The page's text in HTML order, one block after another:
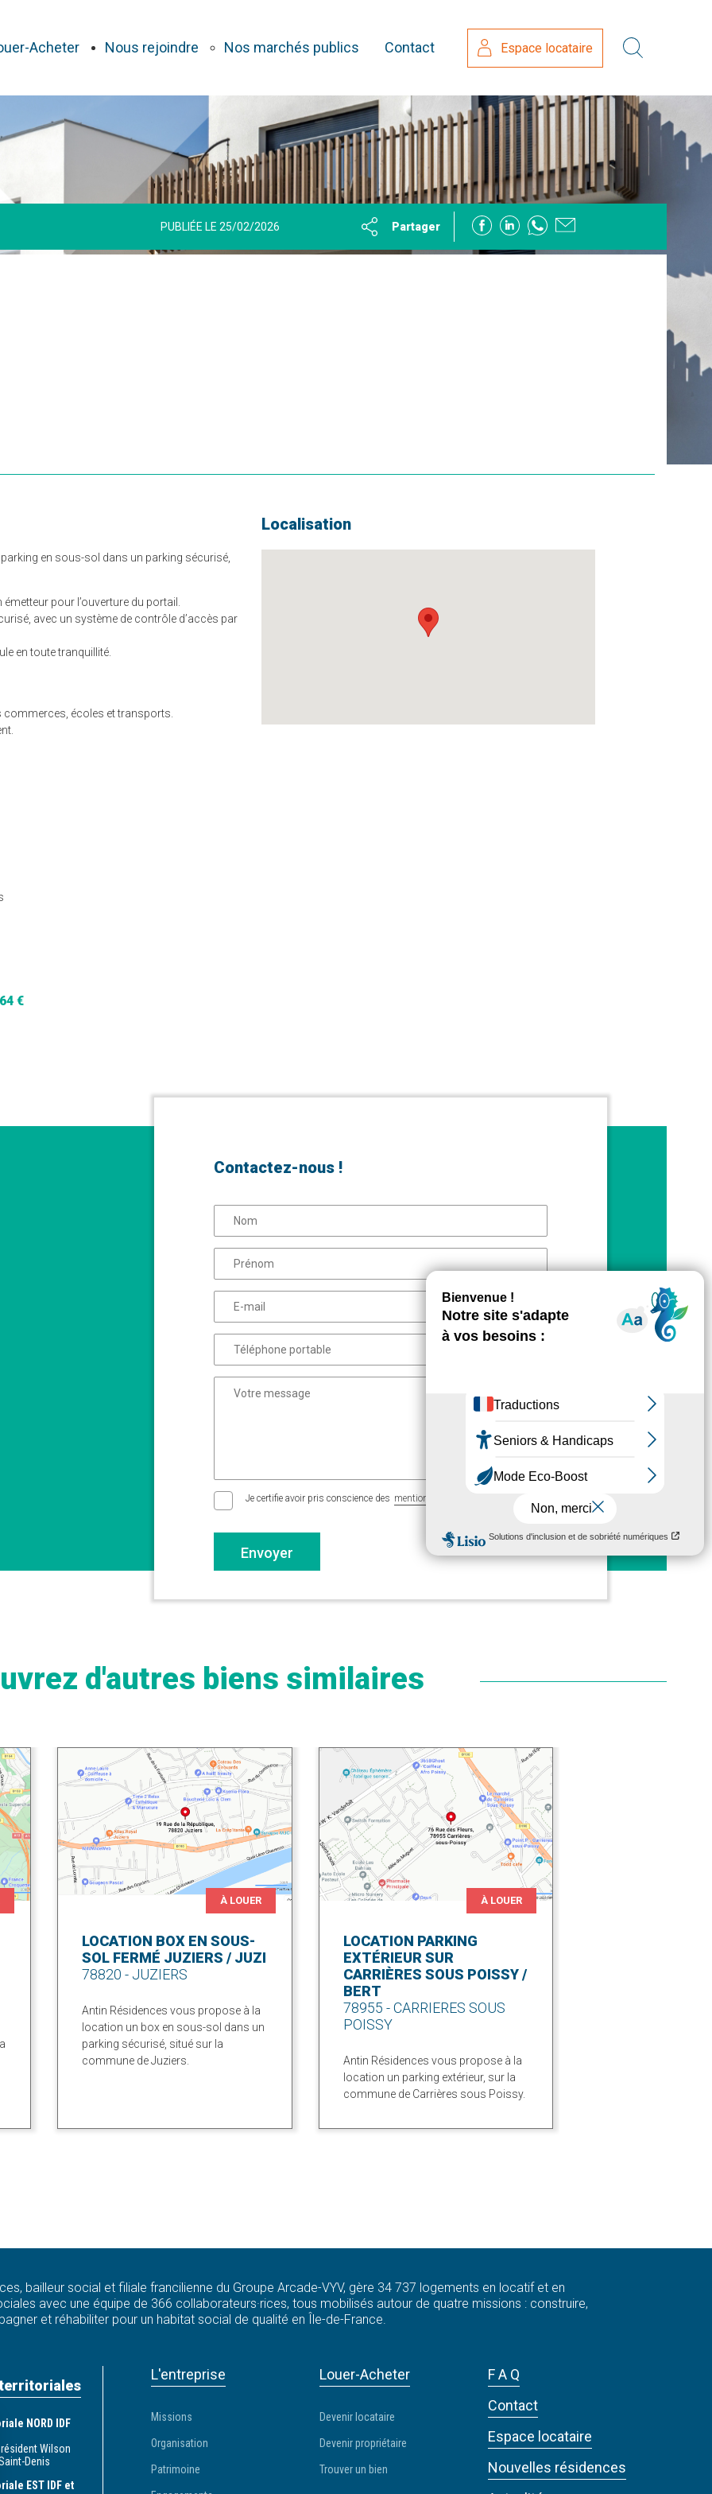
Acheter Nous rejoindre Nos marchés publics Contact Espace locataire
PUBLIÉE LE 25/02/2026 Partager
en sous-sol dans un parking sécurisé,
pour l’ouverture du portail.
avec un système de contrôle d’accès par
en toute tranquillité.
écoles et transports.
€
Localisation
Contactez-nous !
Je certifie avoir pris conscience des mentions légales
Envoyer
d'autres biens similaires
À LOUER
LOCATION BOX EN SOUS-
SOL FERMÉ JUZIERS / JUZI
78820 - JUZIERS
Antin Résidences vous propose à la
location un box en sous-sol dans un
parking sécurisé, situé sur la
commune de Juziers.
À LOUER
LOCATION PARKING
EXTÉRIEUR SUR
CARRIÈRES SOUS POISSY /
BERT
78955 - CARRIERES SOUS
POISSY
Antin Résidences vous propose à la
location un parking extérieur, sur la
commune de Carrières sous Poissy.
bailleur social et filiale francilienne du Groupe Arcade-VYV, gère 34 737 logements en locatif et en
avec une équipe de 366 collaborateurs·rices, tous mobilisés autour de quatre missions : construire,
et réhabiliter pour un habitat social de qualité en Île-de-France.
NORD IDF
Wilson
Denis
EST IDF et
L'entreprise
Missions
Organisation
Patrimoine
Louer-Acheter
Devenir locataire
Devenir propriétaire
Trouver un bien
F A Q
Contact
Espace locataire
Nouvelles résidences